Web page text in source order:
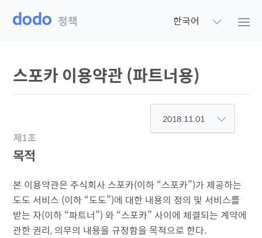
정책 한국어
스포카 이용약관 (파트너용)
2018.11.01
제1조
목적
본 이용약관은 주식회사 스포카(이하 스포카 )가 제공하는
도도 서비스 (이하 도도 )에 대한 내용의 정의 및 서비스를
받는 자(이하 파트너 ) 와 스포카 사이에 체결되는 계약에
관한 권리, 의무의 내용을 규정함을 목적으로 한다.